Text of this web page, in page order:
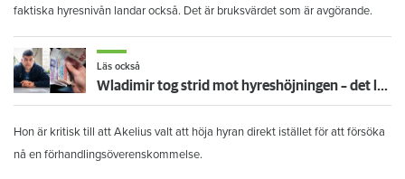
faktiska hyresnivån landar också. Det är bruksvärdet som är avgörande.
Läs också
Wladimir tog strid mot hyreshöjningen – det lönade sig
Hon är kritisk till att Akelius valt att höja hyran direkt istället för att försöka
nå en förhandlingsöverenskommelse.